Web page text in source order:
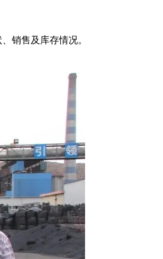
销售及库存情况。